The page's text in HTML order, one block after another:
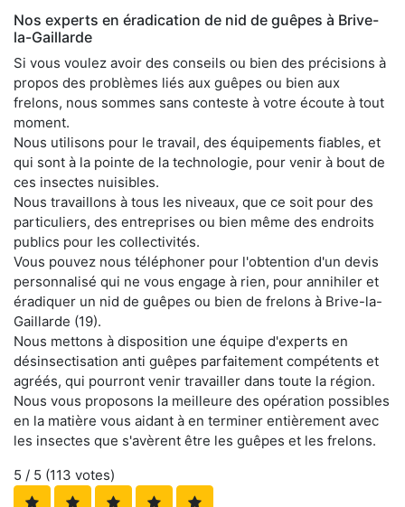
Nos experts en éradication de nid de guêpes à Brive-
la-Gaillarde
Si vous voulez avoir des conseils ou bien des précisions à
propos des problèmes liés aux guêpes ou bien aux
frelons, nous sommes sans conteste à votre écoute à tout
moment.
Nous utilisons pour le travail, des équipements fiables, et
qui sont à la pointe de la technologie, pour venir à bout de
ces insectes nuisibles.
Nous travaillons à tous les niveaux, que ce soit pour des
particuliers, des entreprises ou bien même des endroits
publics pour les collectivités.
Vous pouvez nous téléphoner pour l'obtention d'un devis
personnalisé qui ne vous engage à rien, pour annihiler et
éradiquer un nid de guêpes ou bien de frelons à Brive-la-
Gaillarde (19).
Nous mettons à disposition une équipe d'experts en
désinsectisation anti guêpes parfaitement compétents et
agréés, qui pourront venir travailler dans toute la région.
Nous vous proposons la meilleure des opération possibles
en la matière vous aidant à en terminer entièrement avec
les insectes que s'avèrent être les guêpes et les frelons.
5 / 5 (113 votes)